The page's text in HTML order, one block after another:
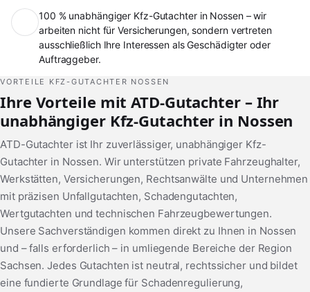
100 % unabhängiger Kfz-Gutachter in Nossen – wir
arbeiten nicht für Versicherungen, sondern vertreten
ausschließlich Ihre Interessen als Geschädigter oder
Auftraggeber.
VORTEILE KFZ-GUTACHTER NOSSEN
Ihre Vorteile mit ATD-Gutachter – Ihr
unabhängiger Kfz-Gutachter in Nossen
ATD-Gutachter ist Ihr zuverlässiger, unabhängiger Kfz-
Gutachter in Nossen. Wir unterstützen private Fahrzeughalter,
Werkstätten, Versicherungen, Rechtsanwälte und Unternehmen
mit präzisen Unfallgutachten, Schadengutachten,
Wertgutachten und technischen Fahrzeugbewertungen.
Unsere Sachverständigen kommen direkt zu Ihnen in Nossen
und – falls erforderlich – in umliegende Bereiche der Region
Sachsen. Jedes Gutachten ist neutral, rechtssicher und bildet
eine fundierte Grundlage für Schadenregulierung,